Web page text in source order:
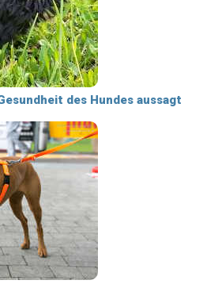
des Hundes aussagt